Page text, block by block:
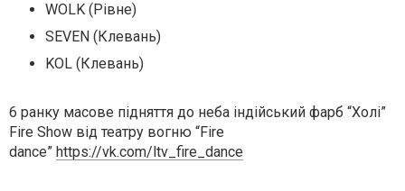
WOLK (Рівне)
SEVEN (Клевань)
KOL (Клевань)
6 ранку масове підняття до неба індійський фарб “Холі”
Fire Show від театру вогню “Fire
dance” https://vk.com/ltv_fire_dance